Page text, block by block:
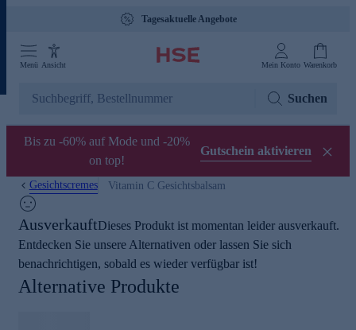
Tagesaktuelle Angebote
Menü Ansicht Mein Konto Warenkorb
Suchen
Bis zu -60% auf Mode und -20%
on top!
Gutschein aktivieren
Gesichtscremes Vitamin C Gesichtsbalsam
AusverkauftDieses Produkt ist momentan leider ausverkauft.
Entdecken Sie unsere Alternativen oder lassen Sie sich
benachrichtigen, sobald es wieder verfügbar ist!
Alternative Produkte